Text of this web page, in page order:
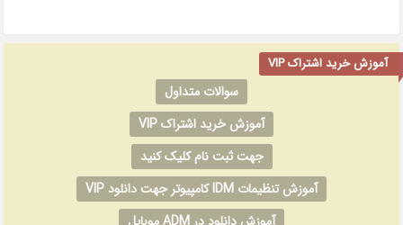
آموزش خرید اشتراک VIP
سوالات متداول
آموزش خرید اشتراک VIP
جهت ثبت نام کلیک کنید
آموزش تنظیمات IDM کامپیوتر جهت دانلود VIP